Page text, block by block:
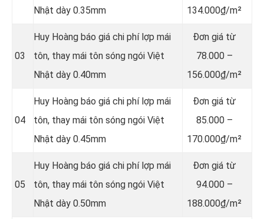
Nhật dày 0.35mm
134.000₫/m²
03
Huy Hoàng báo giá chi phí lợp mái
tôn, thay mái tôn sóng ngói Việt
Nhật dày 0.40mm
Đơn giá từ
78.000 –
156.000₫/m²
04
Huy Hoàng báo giá chi phí lợp mái
tôn, thay mái tôn sóng ngói Việt
Nhật dày 0.45mm
Đơn giá từ
85.000 –
170.000₫/m²
05
Huy Hoàng báo giá chi phí lợp mái
tôn, thay mái tôn sóng ngói Việt
Nhật dày 0.50mm
Đơn giá từ
94.000 –
188.000₫/m²